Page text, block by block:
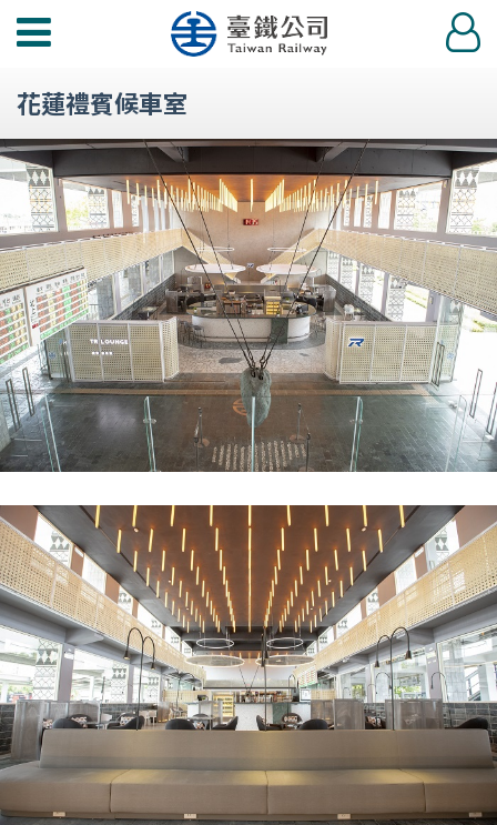
功
選
登
入
花蓮禮賓候車室